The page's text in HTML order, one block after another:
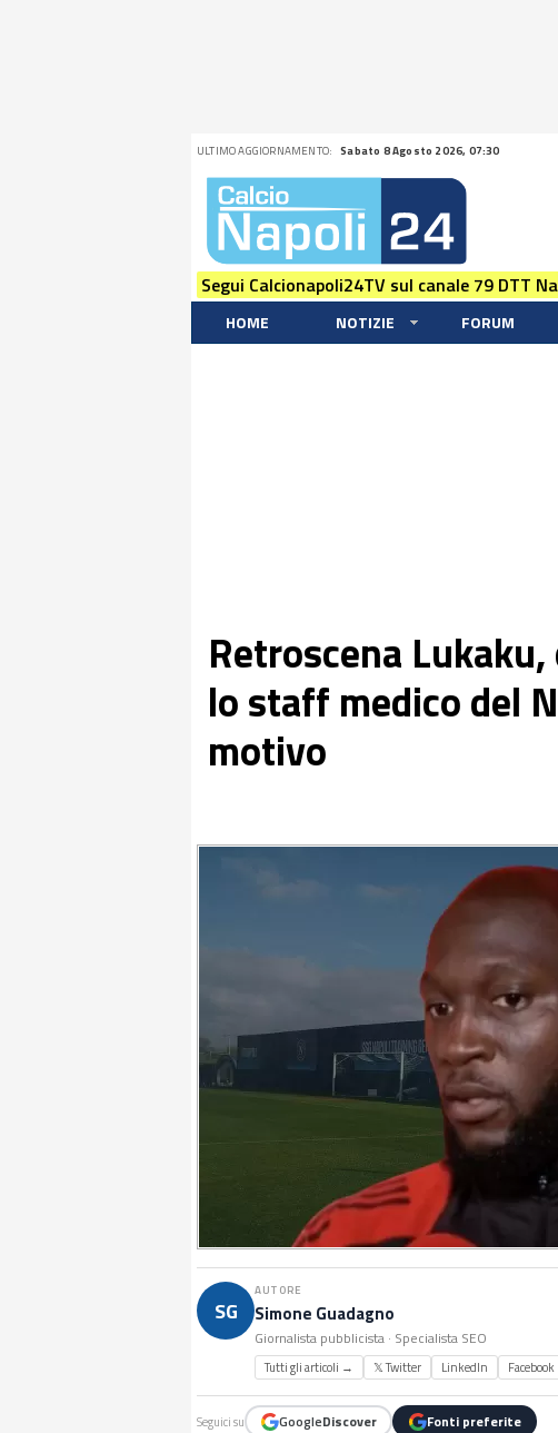
ULTIMO AGGIORNAMENTO: Sabato 8 Agosto 2026, 07:30
Segui Calcionapoli24TV sul canale 79 DTT
HOME NOTIZIE FORUM
Retroscena
lo staff medico del
motivo
SG
AUTORE
Simone Guadagno
Giornalista pubblicista · Specialista SEO
Tutti gli articoli → 𝕏 Twitter LinkedIn Facebook
Seguici su GoogleDiscover Fonti preferite